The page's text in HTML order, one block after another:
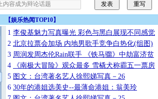
【娱乐热闻TOP10】
1 李俊基魅力写真曝光 彩色与黑白展现不同感觉
2 北京拉票会加场 内地男歌手竞争白热化(组图)
3 周润发周杰伦Rain联手 《铁马骝》中劫富济贫
4
《南极大冒险》观众最多 雪橇犬称霸五一票房
5 图文：台湾著名艺人徐熙娣写真－26
6 30年的港姐选美史--最薄命港姐：翁美玲